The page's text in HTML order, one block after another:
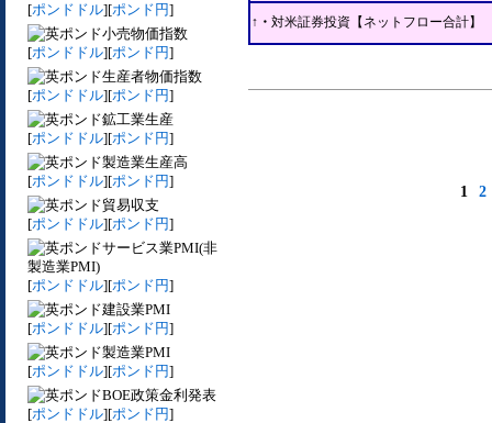
[ポンドドル][ポンド円]
小売物価指数
[ポンドドル][ポンド円]
生産者物価指数
[ポンドドル][ポンド円]
鉱工業生産
[ポンドドル][ポンド円]
製造業生産高
[ポンドドル][ポンド円]
貿易収支
[ポンドドル][ポンド円]
サービス業PMI(非
製造業PMI)
[ポンドドル][ポンド円]
建設業PMI
[ポンドドル][ポンド円]
製造業PMI
[ポンドドル][ポンド円]
BOE政策金利発表
[ポンドドル][ポンド円]
↑・ 対米証券投資【ネットフロー合計】
1 2